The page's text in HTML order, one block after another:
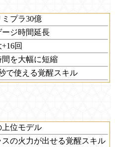
プラ30億
ジ時間延長
回
間を大幅に短縮
で使える覚醒スキル
位モデル
スの火力が出せる覚醒スキル